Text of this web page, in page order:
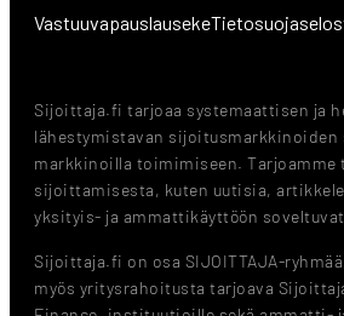
Vastuuvapauslauseke
Sijoittaja.fi tarjoaa systemaattisen ja
lähestymistavan sijoitusmarkkinoiden
markkinoilla toimimiseen. Tarjoamme
sijoittamisesta, kuten uutisia,
yksityis- ja ammattikäyttöön
Sijoittaja.fi on osa SIJOITTAJA-
myös yritysrahoitusta tarjoava